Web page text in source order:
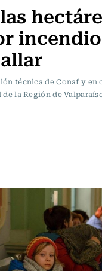
técnica de Conaf y
la Región de